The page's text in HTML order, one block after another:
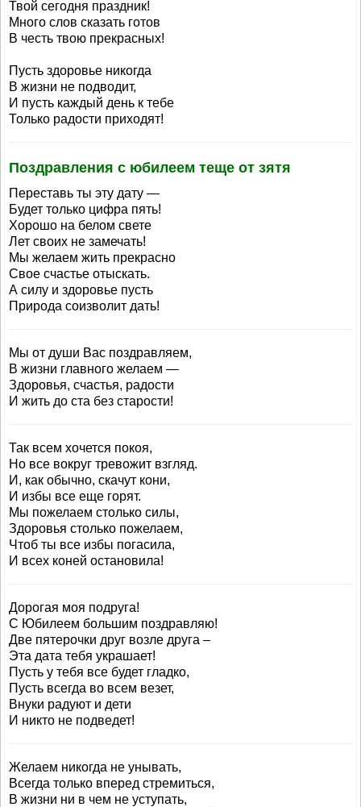
Твой сегодня праздник!
Много слов сказать готов
В честь твою прекрасных!
Пусть здоровье никогда
В жизни не подводит,
И пусть каждый день к тебе
Только радости приходят!
Поздравления с юбилеем теще от зятя
Переставь ты эту дату —
Будет только цифра пять!
Хорошо на белом свете
Лет своих не замечать!
Мы желаем жить прекрасно
Свое счастье отыскать.
А силу и здоровье пусть
Природа соизволит дать!
Мы от души Вас поздравляем,
В жизни главного желаем —
Здоровья, счастья, радости
И жить до ста без старости!
Так всем хочется покоя,
Но все вокруг тревожит взгляд.
И, как обычно, скачут кони,
И избы все еще горят.
Мы пожелаем столько силы,
Здоровья столько пожелаем,
Чтоб ты все избы погасила,
И всех коней остановила!
Дорогая моя подруга!
С Юбилеем большим поздравляю!
Две пятерочки друг возле друга –
Эта дата тебя украшает!
Пусть у тебя все будет гладко,
Пусть всегда во всем везет,
Внуки радуют и дети
И никто не подведет!
Желаем никогда не унывать,
Всегда только вперед стремиться,
В жизни ни в чем не уступать,